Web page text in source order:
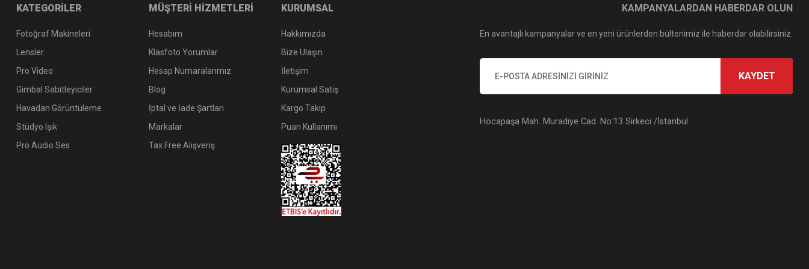
KATEGORİLER
Fotoğraf Makineleri
Lensler
Pro Video
Gimbal Sabitleyiciler
Havadan Görüntüleme
Stüdyo Işık
Pro Audio Ses
MÜŞTERİ HİZMETLERİ
Hesabım
Klasfoto Yorumlar
Hesap Numaralarımız
Blog
İptal ve İade Şartları
Markalar
Tax Free Alışveriş
KURUMSAL
Hakkımızda
Bize Ulaşın
İletişim
Kurumsal Satış
Kargo Takip
Puan Kullanımı
KAMPANYALARDAN HABERDAR OLUN
En avantajlı kampanyalar ve en yeni ürünlerden bültenimiz ile haberdar olabilirsiniz.
KAYDET
Hocapaşa Mah. Muradiye Cad. No:13 Sirkeci /İstanbul